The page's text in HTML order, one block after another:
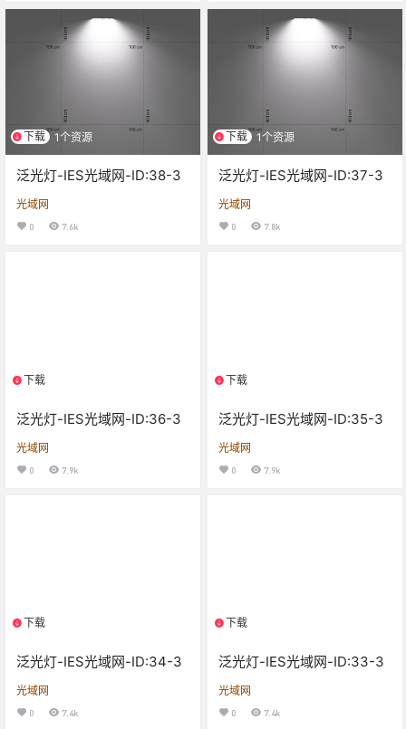
下载 1个资源
泛光灯-IES光域网-ID:38-3
光域网
0 7.6k
下载 1个资源
泛光灯-IES光域网-ID:37-3
光域网
0 7.8k
下载
泛光灯-IES光域网-ID:36-3
光域网
0 7.9k
下载
泛光灯-IES光域网-ID:35-3
光域网
0 7.9k
下载
泛光灯-IES光域网-ID:34-3
光域网
0 7.4k
下载
泛光灯-IES光域网-ID:33-3
光域网
0 7.4k